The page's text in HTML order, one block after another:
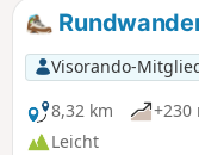
Visorando-
8,32 km
+230
Leicht